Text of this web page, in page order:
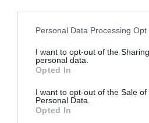
Personal Data Processing Opt
I want to opt-out of the
personal data.
Opted In
I want to opt-out of the Sale of
Personal Data.
Opted In